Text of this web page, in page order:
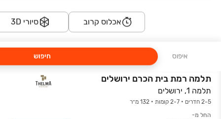
אכלוס קרוב סיורי 3D
איפוס חיפוש
תנאים אטרקטיבים!
תלמה רמת בית הכרם ירושלים
תלמה 1, ירושלים
2-5 חדרים • 2-7 קומות • 132 מ״ר
החל מ-